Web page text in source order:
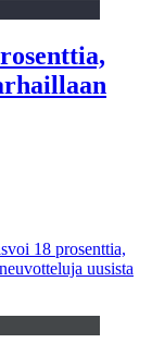
18 prosenttia,
uusista